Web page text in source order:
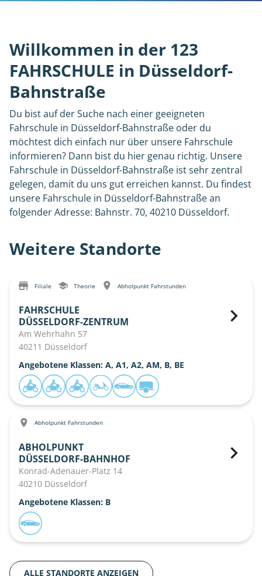
Willkommen in der 123
FAHRSCHULE in Düsseldorf-
Bahnstraße
Du bist auf der Suche nach einer geeigneten
Fahrschule in Düsseldorf-Bahnstraße oder du
möchtest dich einfach nur über unsere Fahrschule
informieren? Dann bist du hier genau richtig. Unsere
Fahrschule in Düsseldorf-Bahnstraße ist sehr zentral
gelegen, damit du uns gut erreichen kannst. Du findest
unsere Fahrschule in Düsseldorf-Bahnstraße an
folgender Adresse: Bahnstr. 70, 40210 Düsseldorf.
Weitere Standorte
Filiale Theorie Abholpunkt Fahrstunden
FAHRSCHULE
DÜSSELDORF-ZENTRUM
Am Wehrhahn 57
40211 Düsseldorf
Angebotene Klassen: A, A1, A2, AM, B, BE
Abholpunkt Fahrstunden
ABHOLPUNKT
DÜSSELDORF-BAHNHOF
Konrad-Adenauer-Platz 14
40210 Düsseldorf
Angebotene Klassen: B
ALLE STANDORTE ANZEIGEN